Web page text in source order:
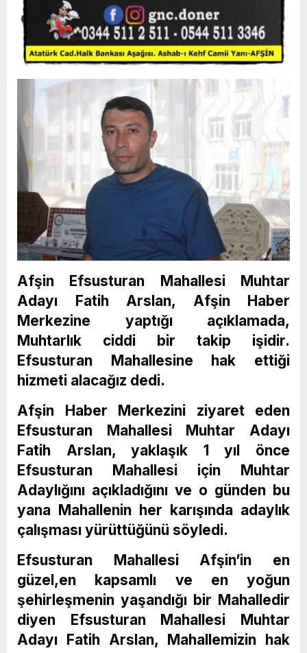
Afşin Efsusturan Mahallesi Muhtar
Adayı Fatih Arslan, Afşin Haber
Merkezine yaptığı açıklamada,
Muhtarlık ciddi bir takip işidir.
Efsusturan Mahallesine hak ettiği
hizmeti alacağız dedi.
Afşin Haber Merkezini ziyaret eden
Efsusturan Mahallesi Muhtar Adayı
Fatih Arslan, yaklaşık 1 yıl önce
Efsusturan Mahallesi için Muhtar
Adaylığını açıkladığını ve o günden bu
yana Mahallenin her karışında adaylık
çalışması yürüttüğünü söyledi.
Efsusturan Mahallesi Afşin’in en
güzel,en kapsamlı ve en yoğun
şehirleşmenin yaşandığı bir Mahalledir
diyen Efsusturan Mahallesi Muhtar
Adayı Fatih Arslan, Mahallemizin hak